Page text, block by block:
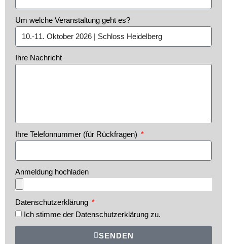
Um welche Veranstaltung geht es?
Ihre Nachricht
Ihre Telefonnummer (für Rückfragen)
Anmeldung hochladen
Datenschutzerklärung
Ich stimme der Datenschutzerklärung zu.
SENDEN